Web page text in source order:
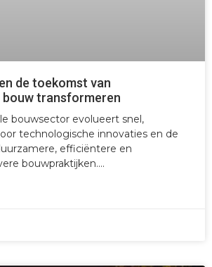
de toekomst van
transformeren
bouwsector evolueert snel,
technologische innovaties en de
efficiëntere en
bouwpraktijken.